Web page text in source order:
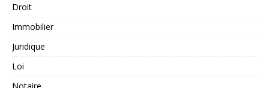
Droit
Immobilier
Juridique
Loi
Notaire